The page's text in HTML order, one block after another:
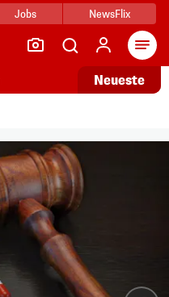
Jobs NewsFlix
Neueste